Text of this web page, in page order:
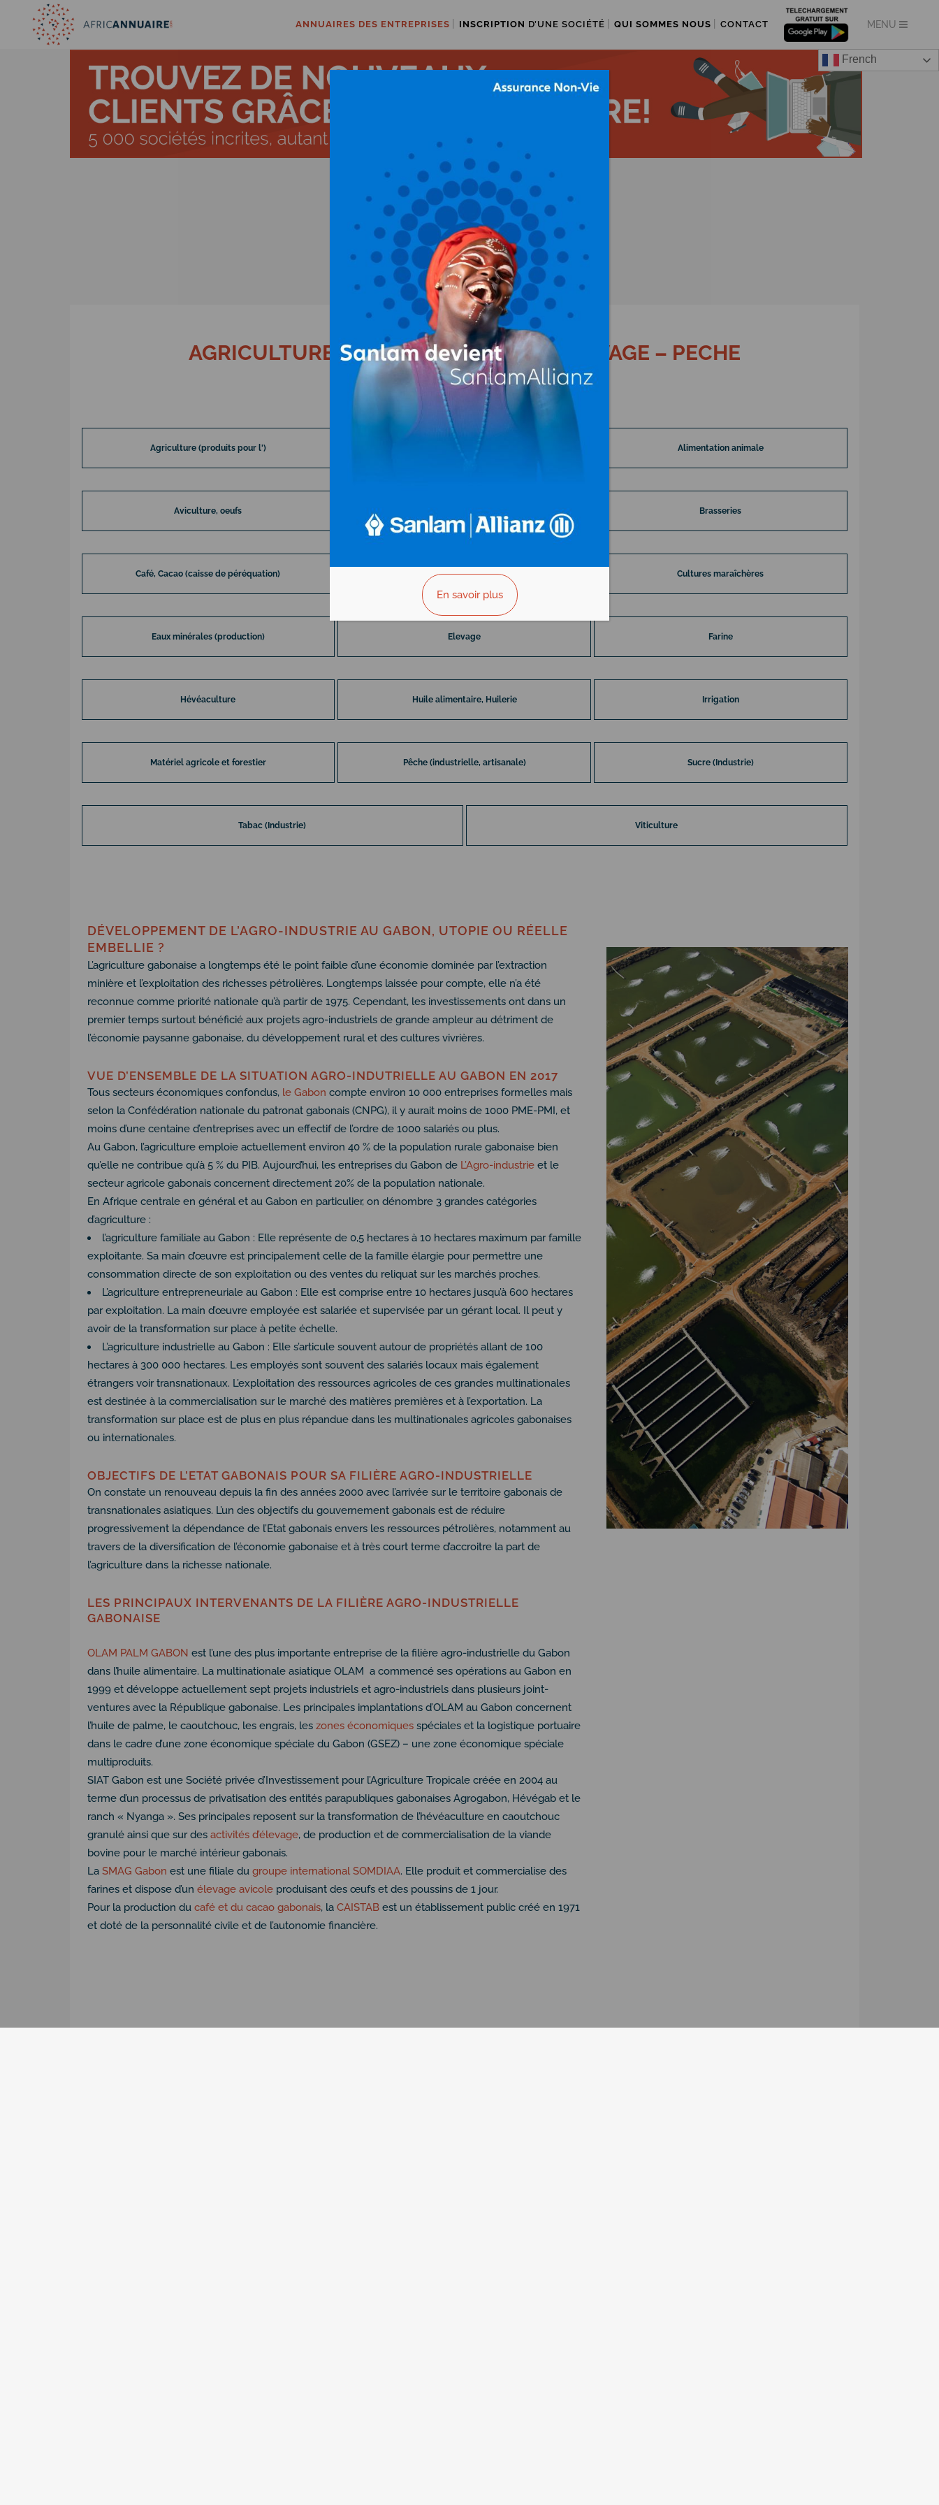
ANNUAIRES DES ENTREPRISES INSCRIPTION D’UNE SOCIÉTÉ QUI SOMMES NOUS CONTACT
AGRICULTURE – AGRO-INDUSTRIE – ELEVAGE – PECHE
AU GABON
Agriculture (produits pour l') Agro-industrie Alimentation animale
Aviculture, oeufs Boissons (fabrication, embouteillage) Brasseries
Café, Cacao (caisse de péréquation) Caoutchouc, latex Cultures maraîchères
Eaux minérales (production) Elevage Farine
Hévéaculture Huile alimentaire, Huilerie Irrigation
Matériel agricole et forestier Pêche (industrielle, artisanale) Sucre (Industrie)
Tabac (Industrie) Viticulture
DÉVELOPPEMENT DE L’AGRO-INDUSTRIE AU GABON, UTOPIE OU RÉELLE
EMBELLIE ?
L’agriculture gabonaise a longtemps été le point faible d’une économie dominée par l’extraction
minière et l’exploitation des richesses pétrolières. Longtemps laissée pour compte, elle n’a été
reconnue comme priorité nationale qu’à partir de 1975. Cependant, les investissements ont dans un
premier temps surtout bénéficié aux projets agro-industriels de grande ampleur au détriment de
l’économie paysanne gabonaise, du développement rural et des cultures vivrières.
VUE D’ENSEMBLE DE LA SITUATION AGRO-INDUTRIELLE AU GABON EN 2017
Tous secteurs économiques confondus, le Gabon compte environ 10 000 entreprises formelles mais
selon la Confédération nationale du patronat gabonais (CNPG), il y aurait moins de 1000 PME-PMI, et
moins d’une centaine d’entreprises avec un effectif de l’ordre de 1000 salariés ou plus.
Au Gabon, l’agriculture emploie actuellement environ 40 % de la population rurale gabonaise bien
qu’elle ne contribue qu’à 5 % du PIB. Aujourd’hui, les entreprises du Gabon de L’Agro-industrieet le
secteur agricole gabonais concernent directement 20% de la population nationale.
En Afrique centrale en général et au Gabon en particulier, on dénombre 3 grandes catégories
d’agriculture :
l’agriculture familiale au Gabon : Elle représente de 0,5 hectares à 10 hectares maximum par famille
exploitante. Sa main d’œuvre est principalement celle de la famille élargie pour permettre une
consommation directe de son exploitation ou des ventes du reliquat sur les marchés proches.
L’agriculture entrepreneuriale au Gabon : Elle est comprise entre 10 hectares jusqu’à 600 hectares
par exploitation. La main d’œuvre employée est salariée et supervisée par un gérant local. Il peut y
avoir de la transformation sur place à petite échelle.
L’agriculture industrielle au Gabon : Elle s’articule souvent autour de propriétés allant de 100
hectares à 300 000 hectares. Les employés sont souvent des salariés locaux mais également
étrangers voir transnationaux. L’exploitation des ressources agricoles de ces grandes multinationales
est destinée à la commercialisation sur le marché des matières premières et à l’exportation. La
transformation sur place est de plus en plus répandue dans les multinationales agricoles gabonaises
ou internationales.
OBJECTIFS DE L’ETAT GABONAIS POUR SA FILIÈRE AGRO-INDUSTRIELLE
On constate un renouveau depuis la fin des années 2000 avec l’arrivée sur le territoire gabonais de
transnationales asiatiques. L’un des objectifs du gouvernement gabonais est de réduire
progressivement la dépendance de l’Etat gabonais envers les ressources pétrolières, notamment au
travers de la diversification de l’économie gabonaise et à très court terme d’accroitre la part de
l’agriculture dans la richesse nationale.
LES PRINCIPAUX INTERVENANTS DE LA FILIÈRE AGRO-INDUSTRIELLE
GABONAISE
OLAM PALM GABON est l’une des plus importante entreprise de la filière agro-industrielle du Gabon
dans l’huile alimentaire. La multinationale asiatique OLAM a commencé ses opérations au Gabon en
1999 et développe actuellement sept projets industriels et agro-industriels dans plusieurs joint-
ventures avec la République gabonaise. Les principales implantations d’OLAM au Gabon concernent
l’huile de palme, le caoutchouc, les engrais, leszones économiquesspéciales et la logistique portuaire
dans le cadre d’une zone économique spéciale du Gabon (GSEZ) – une zone économique spéciale
multiproduits.
SIAT Gabon est une Société privée d’Investissement pour l’Agriculture Tropicale créée en 2004 au
terme d’un processus de privatisation des entités parapubliques gabonaises Agrogabon, Hévégab et le
ranch « Nyanga ». Ses principales reposent sur la transformation de l’hévéaculture en caoutchouc
granulé ainsi que sur des activités d’élevage, de production et de commercialisation de la viande
bovine pour le marché intérieur gabonais.
La SMAG Gabon est une filiale du groupe international SOMDIAA. Elle produit et commercialise des
farines et dispose d’un élevage avicole produisant des œufs et des poussins de 1 jour.
Pour la production du café et du cacao gabonais, la CAISTABest un établissement public créé en 1971
et doté de la personnalité civile et de l’autonomie financière.
French
En savoir plus